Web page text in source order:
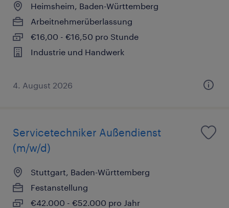
Heimsheim, Baden-Württemberg
Arbeitnehmerüberlassung
€16,00 - €16,50 pro Stunde
Industrie und Handwerk
4. August 2026
Servicetechniker Außendienst
(m/w/d)
Stuttgart, Baden-Württemberg
Festanstellung
€42.000 - €52.000 pro Jahr